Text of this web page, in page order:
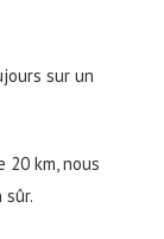
sur un
km, nous
sûr.